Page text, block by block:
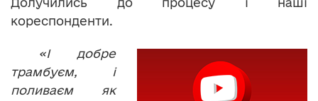
кореспонденти.
«І добре
трамбуєм, і
поливаєм як